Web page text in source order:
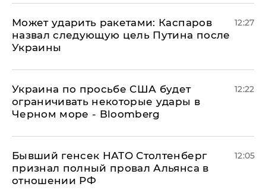
Может ударить ракетами: Каспаров
назвал следующую цель Путина после
Украины
12:27
Украина по просьбе США будет
ограничивать некоторые удары в
Черном море - Bloomberg
12:22
Бывший генсек НАТО Столтенберг
признал полный провал Альянса в
отношении РФ
12:05